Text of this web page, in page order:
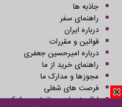
جاذبه ها
راهنمای سفر
درباره ایران
قوانین و مقررات
درباره امیرحسین جعفری
راهنمای خرید از ما
مجوزها و مدارک ما
فرصت های شغلی
ارائه خدمات مسافرتی به شرکت